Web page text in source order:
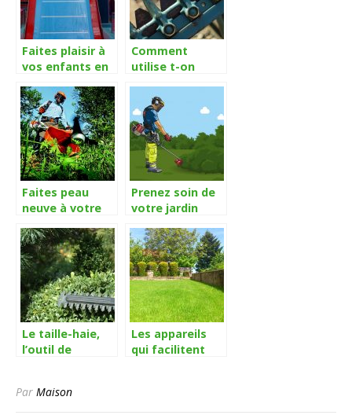
Faites plaisir à
vos enfants en
un toboggan
chez vous
Comment
utilise t-on
un broyeur de
végétaux ?
Faites peau
neuve à votre
débroussailleuse
thermique
Prenez soin de
votre jardin
débroussailleuse
Le taille-haie,
l’outil de
pour discipliner
Les appareils
qui facilitent
Par Maison